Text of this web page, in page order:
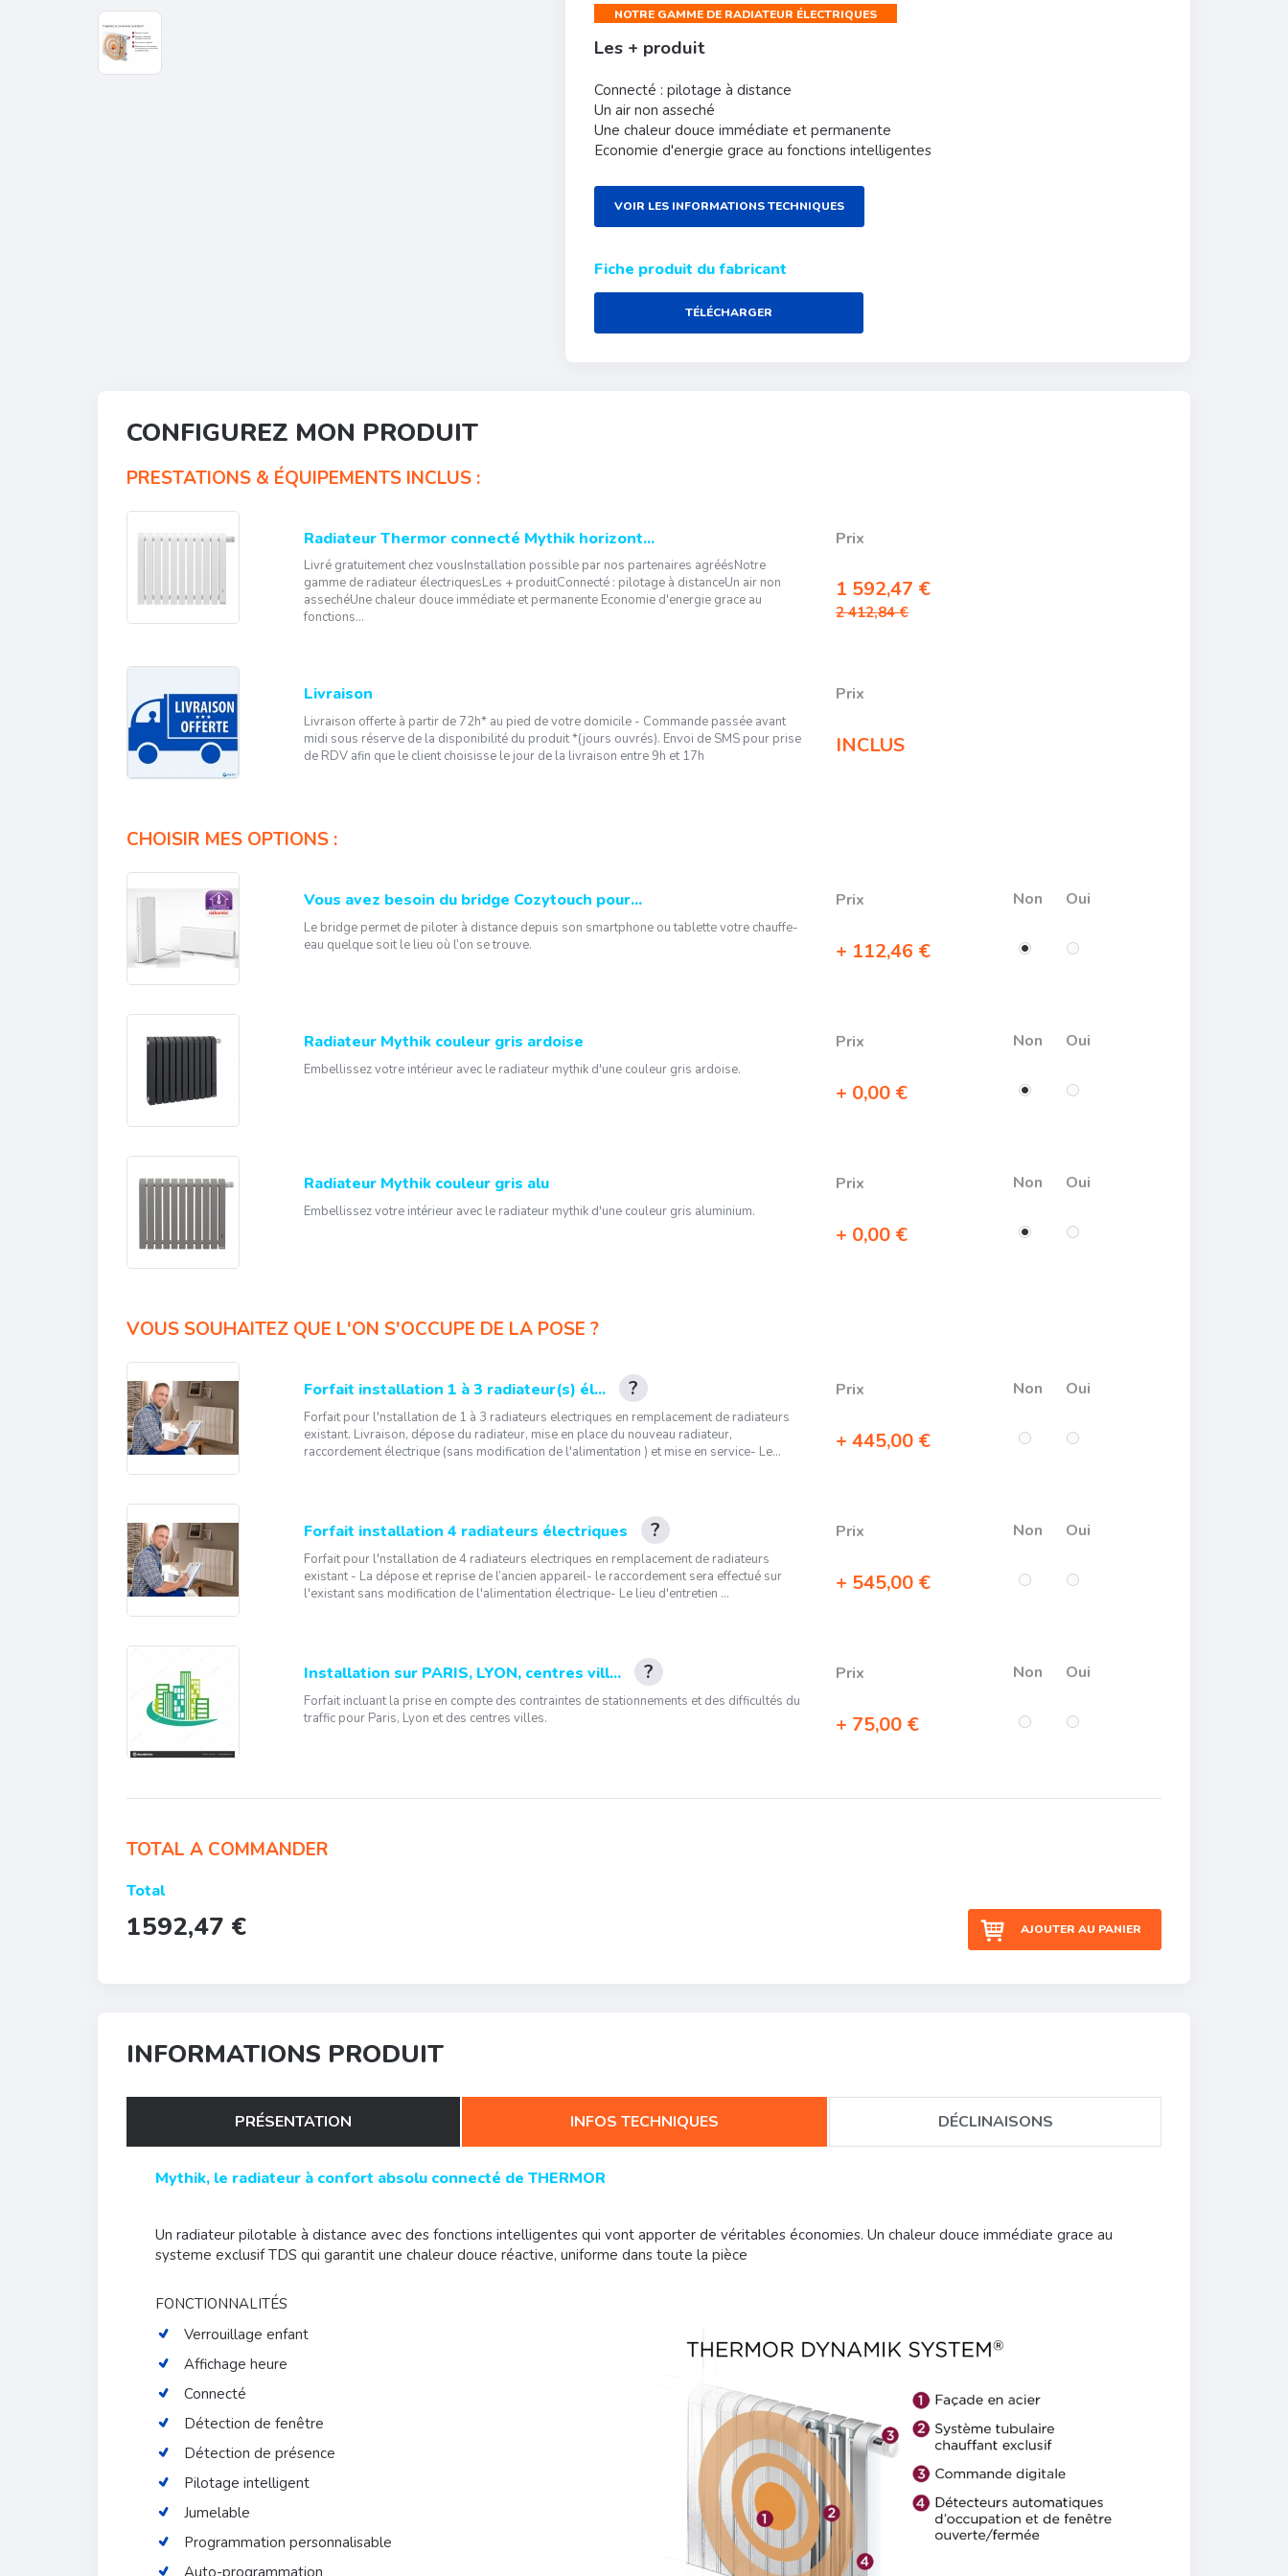
NOTRE GAMME DE RADIATEUR ÉLECTRIQUES
Les + produit
Connecté : pilotage à distance
Un air non asseché
Une chaleur douce immédiate et permanente
Economie d'energie grace au fonctions intelligentes
VOIR LES INFORMATIONS TECHNIQUES
Fiche produit du fabricant
TÉLÉCHARGER
CONFIGUREZ MON PRODUIT
PRESTATIONS & ÉQUIPEMENTS INCLUS :
Radiateur Thermor connecté Mythik horizont...
Livré gratuitement chez vousInstallation possible par nos partenaires agréésNotre
gamme de radiateur électriquesLes + produitConnecté : pilotage à distanceUn air non
assechéUne chaleur douce immédiate et permanente Economie d'energie grace au
fonctions...
Prix
1 592,47 €
2 412,84 €
Livraison
Livraison offerte à partir de 72h* au pied de votre domicile - Commande passée avant
midi sous réserve de la disponibilité du produit *(jours ouvrés). Envoi de SMS pour prise
de RDV afin que le client choisisse le jour de la livraison entre 9h et 17h
Prix
INCLUS
CHOISIR MES OPTIONS :
Vous avez besoin du bridge Cozytouch pour...
Le bridge permet de piloter à distance depuis son smartphone ou tablette votre chauffe-
eau quelque soit le lieu où l’on se trouve.
Prix
112,46 €
Non Oui
Radiateur Mythik couleur gris ardoise
Embellissez votre intérieur avec le radiateur mythik d'une couleur gris ardoise.
Prix
0,00 €
Non Oui
Radiateur Mythik couleur gris alu
Embellissez votre intérieur avec le radiateur mythik d'une couleur gris aluminium.
Prix
0,00 €
Non Oui
VOUS SOUHAITEZ QUE L'ON S'OCCUPE DE LA POSE ?
Forfait installation 1 à 3 radiateur(s) él...
Forfait pour l'nstallation de 1 à 3 radiateurs electriques en remplacement de radiateurs
existant. Livraison, dépose du radiateur, mise en place du nouveau radiateur,
raccordement électrique (sans modification de l'alimentation ) et mise en service- Le...
Prix
445,00 €
Non Oui
Forfait installation 4 radiateurs électriques
Forfait pour l'nstallation de 4 radiateurs electriques en remplacement de radiateurs
existant - La dépose et reprise de l’ancien appareil- le raccordement sera effectué sur
l'existant sans modification de l'alimentation électrique- Le lieu d'entretien ...
Prix
545,00 €
Non Oui
Installation sur PARIS, LYON, centres vill...
Forfait incluant la prise en compte des contraintes de stationnements et des difficultés du
traffic pour Paris, Lyon et des centres villes.
Prix
75,00 €
Non Oui
TOTAL A COMMANDER
Total
1592,47 € AJOUTER AU PANIER
INFORMATIONS PRODUIT
PRÉSENTATION INFOS TECHNIQUES DÉCLINAISONS
Mythik, le radiateur à confort absolu connecté de THERMOR
Un radiateur pilotable à distance avec des fonctions intelligentes qui vont apporter de véritables économies. Un chaleur douce immédiate grace au
systeme exclusifTDS qui garantit une chaleur douce réactive, uniforme dans toute la pièce
FONCTIONNALITÉS
Verrouillage enfant
Affichage heure
Connecté
Détection de fenêtre
Détection de présence
Pilotage intelligent
Jumelable
Programmation personnalisable
Auto-programmation